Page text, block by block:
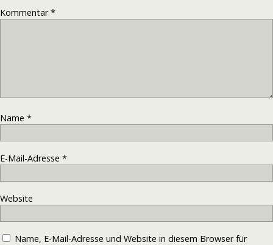
Kommentar*
Name *
E-Mail-Adresse *
Website
Name, E-Mail-Adresse und Website in diesem Browser für